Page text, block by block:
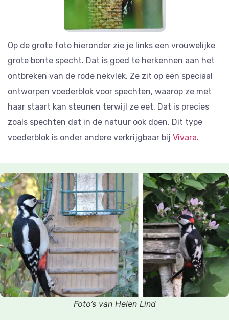
Op de grote foto hieronder zie je links een vrouwelijke
grote bonte specht. Dat is goed te herkennen aan het
ontbreken van de rode nekvlek. Ze zit op een speciaal
ontworpen voederblok voor spechten, waarop ze met
haar staart kan steunen terwijl ze eet. Dat is precies
zoals spechten dat in de natuur ook doen. Dit type
voederblok is onder andere verkrijgbaar bij Vivara.
Foto’s van Helen Lind